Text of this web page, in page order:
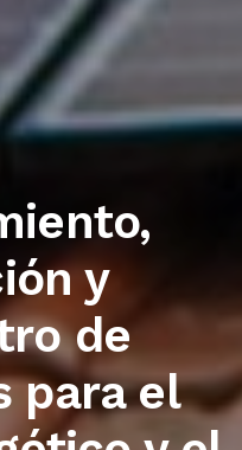
con las
del